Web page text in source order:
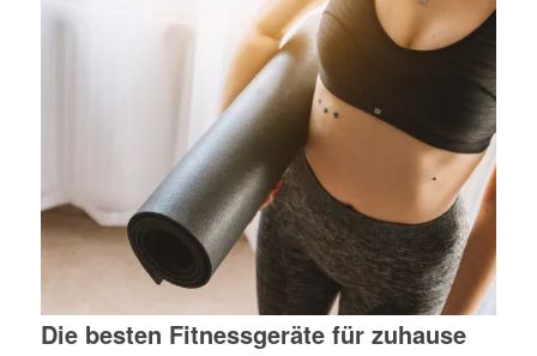
Die besten Fitnessgeräte für zuhause